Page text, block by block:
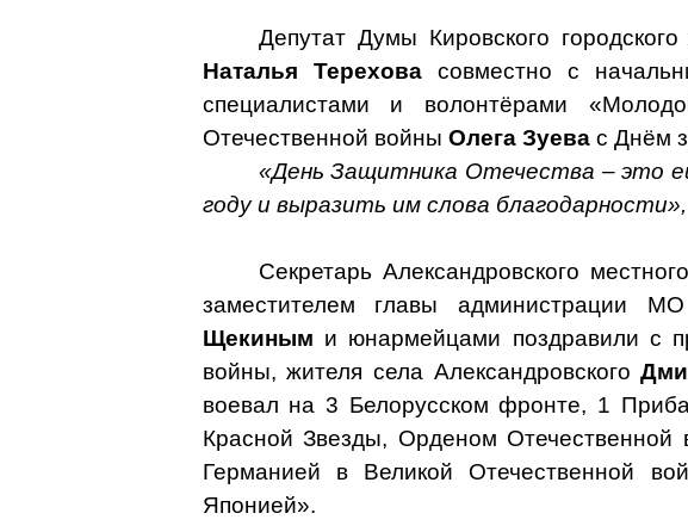
Депутат Думы Кировского
Наталья Тереховасовместно с
специалистами и волонтёрами
Отечественной войны Олега Зуевас Днём
«День Защитника Отечества – это
году и выразить им слова благодарности»,
Секретарь Александровского
заместителем главы администрации
Щекиным и юнармейцами поздравили с
войны, жителя села Александровского
воевал на 3 Белорусском фронте, 1
Красной Звезды, Орденом
Германией в Великой Отечественной
Японией».